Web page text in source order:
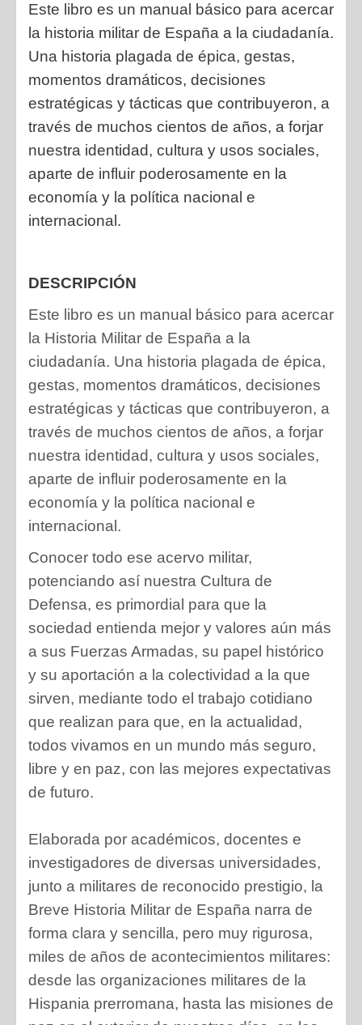
Este libro es un manual básico para acercar
la historia militar de España a la ciudadanía.
Una historia plagada de épica, gestas,
momentos dramáticos, decisiones
estratégicas y tácticas que contribuyeron, a
través de muchos cientos de años, a forjar
nuestra identidad, cultura y usos sociales,
aparte de influir poderosamente en la
economía y la política nacional e
internacional.
DESCRIPCIÓN
Este libro es un manual básico para acercar
la Historia Militar de España a la
ciudadanía. Una historia plagada de épica,
gestas, momentos dramáticos, decisiones
estratégicas y tácticas que contribuyeron, a
través de muchos cientos de años, a forjar
nuestra identidad, cultura y usos sociales,
aparte de influir poderosamente en la
economía y la política nacional e
internacional.
Conocer todo ese acervo militar,
potenciando así nuestra Cultura de
Defensa, es primordial para que la
sociedad entienda mejor y valores aún más
a sus Fuerzas Armadas, su papel histórico
y su aportación a la colectividad a la que
sirven, mediante todo el trabajo cotidiano
que realizan para que, en la actualidad,
todos vivamos en un mundo más seguro,
libre y en paz, con las mejores expectativas
de futuro.
Elaborada por académicos, docentes e
investigadores de diversas universidades,
junto a militares de reconocido prestigio, la
Breve Historia Militar de España narra de
forma clara y sencilla, pero muy rigurosa,
miles de años de acontecimientos militares:
desde las organizaciones militares de la
Hispania prerromana, hasta las misiones de